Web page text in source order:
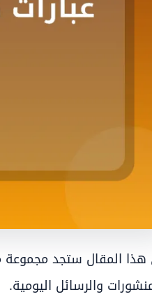
المقال ستجد مجموعة
والرسائل اليومية.